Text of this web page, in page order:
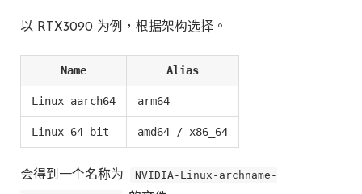
以 RTX3090 为例，根据架构选择。
Name Alias
Linux aarch64 arm64
Linux 64-bit amd64 / x86_64
会得到一个名称为
NVIDIA-Linux-archname-